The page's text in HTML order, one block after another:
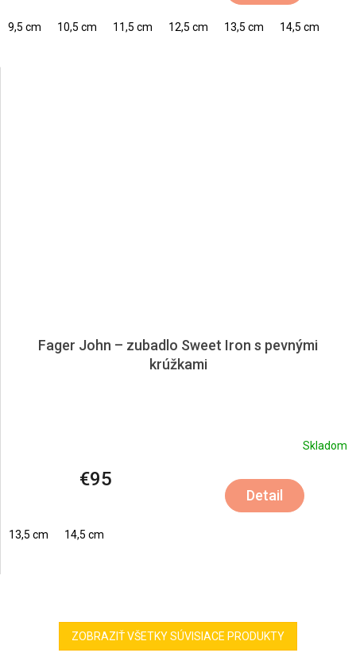
9,5 cm 10,5 cm 11,5 cm 12,5 cm 13,5 cm 14,5 cm
Fager John – zubadlo Sweet Iron s pevnými
krúžkami
Skladom
€95
Detail
13,5 cm 14,5 cm
ZOBRAZIŤ VŠETKY SÚVISIACE PRODUKTY